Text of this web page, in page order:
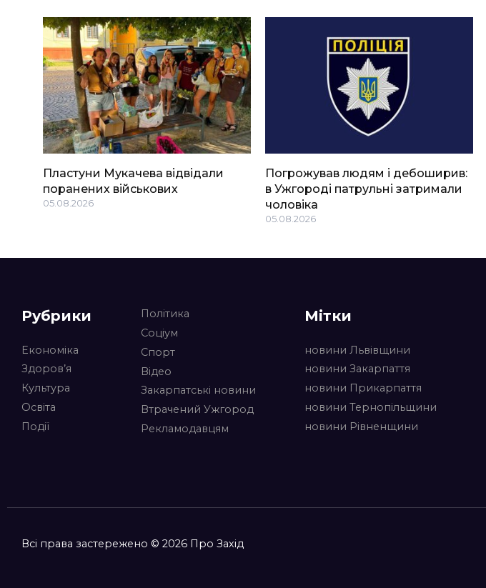
Пластуни Мукачева відвідали
поранених військових
05.08.2026
Погрожував людям і дебоширив:
в Ужгороді патрульні затримали
чоловіка
05.08.2026
Рубрики
Економіка
Здоров’я
Культура
Освіта
Події
Політика
Соціум
Спорт
Відео
Закарпатські новини
Втрачений Ужгород
Рекламодавцям
Мітки
новини Львівщини
новини Закарпаття
новини Прикарпаття
новини Тернопільщини
новини Рівненщини
Всі права застережено © 2026 Про Захід